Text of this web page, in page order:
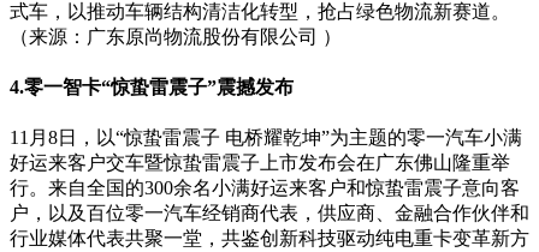
式车，以推动车辆结构清洁化转型，抢占绿色物流新赛道。
（来源：广东原尚物流股份有限公司 ）
4.零一智卡“惊蛰雷震子”震撼发布
11月8日，以“惊蛰雷震子 电桥耀乾坤”为主题的零一汽车小满
好运来客户交车暨惊蛰雷震子上市发布会在广东佛山隆重举
行。来自全国的300余名小满好运来客户和惊蛰雷震子意向客
户，以及百位零一汽车经销商代表，供应商、金融合作伙伴和
行业媒体代表共聚一堂，共鉴创新科技驱动纯电重卡变革新方